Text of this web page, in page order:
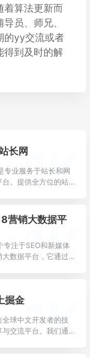
着算法更新而
员、师兄、
的yy交流或者
得到及时的解
长网
专业服务于站长和网
台。提供全方位的站
站长网全力支持站长
1K
营销大数据平
专注于SEO和新媒体
大数据平台，它通过
1K
掘金
全球中文开发者的技
与交流平台。我们通
1K